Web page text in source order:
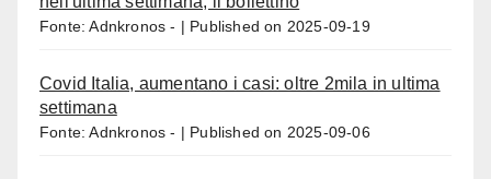
Fonte: Adnkronos - Published on 2025-09-19
Covid Italia, aumentano i casi: oltre 2mila in ultima
settimana
Fonte: Adnkronos - Published on 2025-09-06